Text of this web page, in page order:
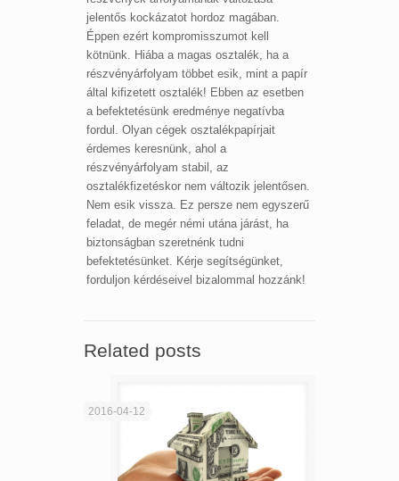
jelentős kockázatot hordoz magában.
Éppen ezért kompromisszumot kell
kötnünk. Hiába a magas osztalék, ha a
részvényárfolyam többet esik, mint a papír
által kifizetett osztalék! Ebben az esetben
a befektetésünk eredménye negatívba
fordul. Olyan cégek osztalékpapírjait
érdemes keresnünk, ahol a
részvényárfolyam stabil, az
osztalékfizetéskor nem változik jelentősen.
Nem esik vissza. Ez persze nem egyszerű
feladat, de megér némi utána járást, ha
biztonságban szeretnénk tudni
befektetésünket. Kérje segítségünket,
forduljon kérdéseivel bizalommal hozzánk!
Related posts
2016-04-12